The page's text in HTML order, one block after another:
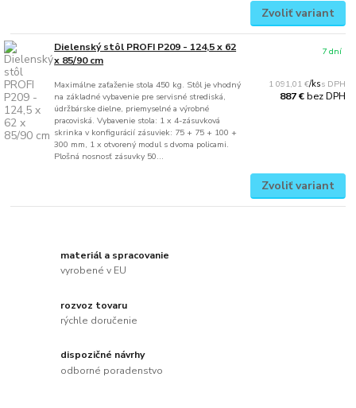
Zvoliť variant
Dielenský stôl PROFI P209 - 124,5 x 62
x 85/90 cm
Maximálne zaťaženie stola 450 kg. Stôl je vhodný
na základné vybavenie pre servisné strediská,
údržbárske dielne, priemyselné a výrobné
pracoviská. Vybavenie stola: 1 x 4-zásuvková
skrinka v konfigurácií zásuviek: 75 + 75 + 100 +
300 mm, 1 x otvorený modul s dvoma policami.
Plošná nosnosť zásuvky 50...
1 091,01 €/ks
887 €bez DPH
7 dní
Zvoliť variant
materiál a spracovanie
vyrobené v EU
rozvoz tovaru
rýchle doručenie
dispozičné návrhy
odborné poradenstvo